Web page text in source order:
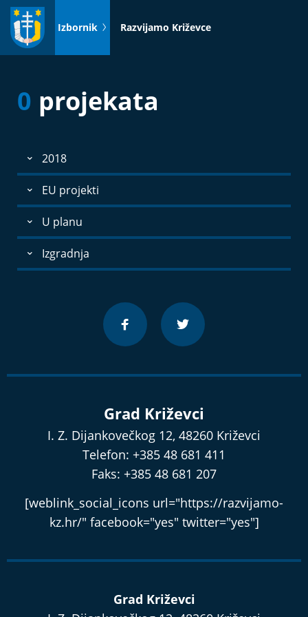
Idi
sadržaj
Izbornik Razvijamo Križevce
0 projekata
2018
EU projekti
U planu
Izgradnja
Grad Križevci
I. Z. Dijankovečkog 12, 48260 Križevci
Telefon: +385 48 681 411
Faks: +385 48 681 207
[weblink_social_icons url="https://razvijamo-
kz.hr/" facebook="yes" twitter="yes"]
Grad Križevci